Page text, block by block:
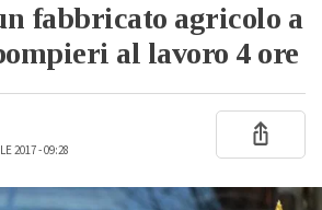
fabbricato agricolo a
al lavoro 4 ore
2017 - 09:28